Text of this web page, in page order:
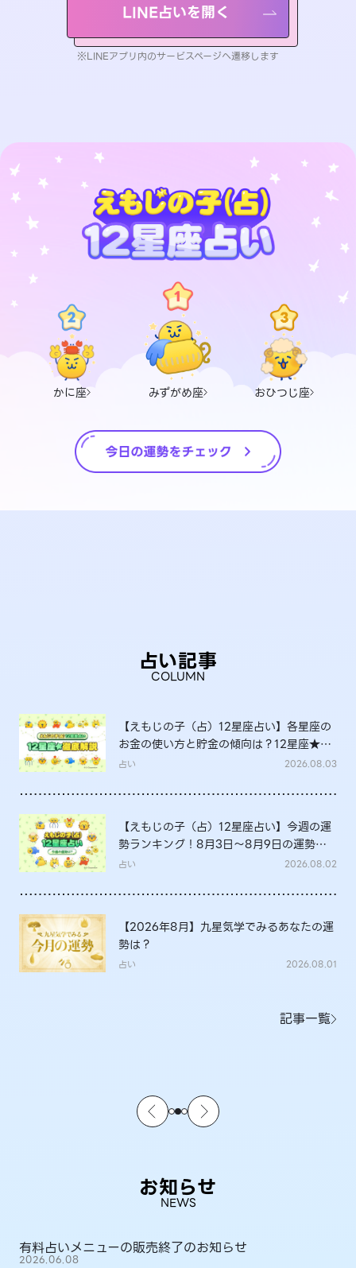
LINE占いを開く
※LINEアプリ内のサービスページへ遷移します
かに座 みずがめ座 おひつじ座
占い記事
COLUMN
【えもじの子（占）12星座占い】各星座の
お金の使い方と貯金の傾向は？12星座★徹
底解説
占い 2026.08.03
【えもじの子（占）12星座占い】今週の運
勢ランキング！8月3日～8月9日の運勢
は？
占い 2026.08.02
【2026年8月】九星気学でみるあなたの運
勢は？
占い 2026.08.01
記事一覧
お知らせ
NEWS
有料占いメニューの販売終了のお知らせ
2026.06.08